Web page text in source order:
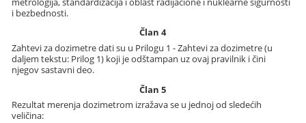
i bezbednosti.
Član 4
Zahtevi za dozimetre dati su u Prilogu 1 - Zahtevi za dozimetre (u
daljem tekstu: Prilog 1) koji je odštampan uz ovaj pravilnik i čini
njegov sastavni deo.
Član 5
Rezultat merenja dozimetrom izražava se u jednoj od sledećih
veličina: